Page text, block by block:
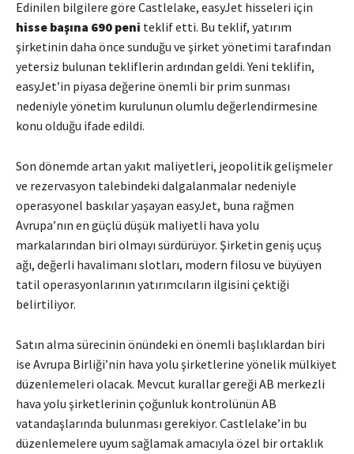
Edinilen bilgilere göre Castlelake, easyJet hisseleri için
hisse başına 690 peni teklif etti. Bu teklif, yatırım
şirketinin daha önce sunduğu ve şirket yönetimi tarafından
yetersiz bulunan tekliflerin ardından geldi. Yeni teklifin,
easyJet’in piyasa değerine önemli bir prim sunması
nedeniyle yönetim kurulunun olumlu değerlendirmesine
konu olduğu ifade edildi.
Son dönemde artan yakıt maliyetleri, jeopolitik gelişmeler
ve rezervasyon talebindeki dalgalanmalar nedeniyle
operasyonel baskılar yaşayan easyJet, buna rağmen
Avrupa’nın en güçlü düşük maliyetli hava yolu
markalarından biri olmayı sürdürüyor. Şirketin geniş uçuş
ağı, değerli havalimanı slotları, modern filosu ve büyüyen
tatil operasyonlarının yatırımcıların ilgisini çektiği
belirtiliyor.
Satın alma sürecinin önündeki en önemli başlıklardan biri
ise Avrupa Birliği’nin hava yolu şirketlerine yönelik mülkiyet
düzenlemeleri olacak. Mevcut kurallar gereği AB merkezli
hava yolu şirketlerinin çoğunluk kontrolünün AB
vatandaşlarında bulunması gerekiyor. Castlelake’in bu
düzenlemelere uyum sağlamak amacıyla özel bir ortaklık